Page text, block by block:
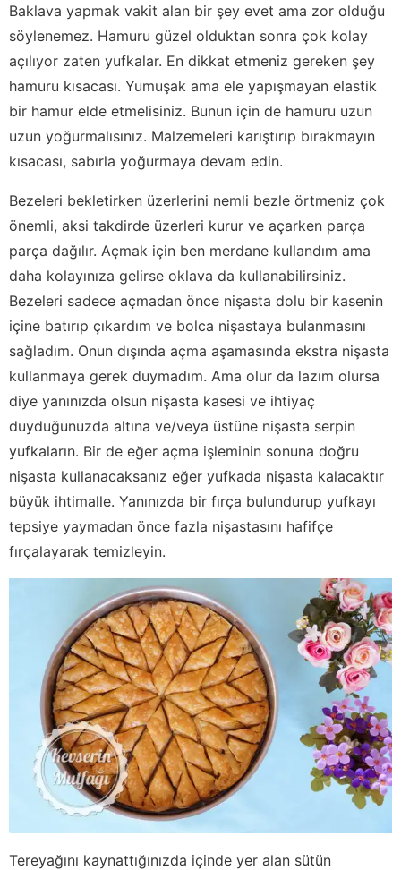
Baklava yapmak vakit alan bir şey evet ama zor olduğu
söylenemez. Hamuru güzel olduktan sonra çok kolay
açılıyor zaten yufkalar. En dikkat etmeniz gereken şey
hamuru kısacası. Yumuşak ama ele yapışmayan elastik
bir hamur elde etmelisiniz. Bunun için de hamuru uzun
uzun yoğurmalısınız. Malzemeleri karıştırıp bırakmayın
kısacası, sabırla yoğurmaya devam edin.
Bezeleri bekletirken üzerlerini nemli bezle örtmeniz çok
önemli, aksi takdirde üzerleri kurur ve açarken parça
parça dağılır. Açmak için ben merdane kullandım ama
daha kolayınıza gelirse oklava da kullanabilirsiniz.
Bezeleri sadece açmadan önce nişasta dolu bir kasenin
içine batırıp çıkardım ve bolca nişastaya bulanmasını
sağladım. Onun dışında açma aşamasında ekstra nişasta
kullanmaya gerek duymadım. Ama olur da lazım olursa
diye yanınızda olsun nişasta kasesi ve ihtiyaç
duyduğunuzda altına ve/veya üstüne nişasta serpin
yufkaların. Bir de eğer açma işleminin sonuna doğru
nişasta kullanacaksanız eğer yufkada nişasta kalacaktır
büyük ihtimalle. Yanınızda bir fırça bulundurup yufkayı
tepsiye yaymadan önce fazla nişastasını hafifçe
fırçalayarak temizleyin.
Tereyağını kaynattığınızda içinde yer alan sütün